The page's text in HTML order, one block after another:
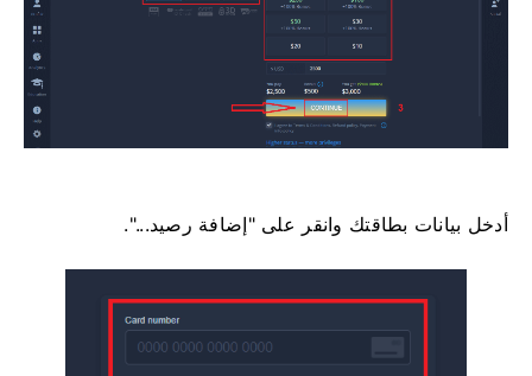
أدخل بيانات بطاقتك وانقر على "إضافة رصيد...".